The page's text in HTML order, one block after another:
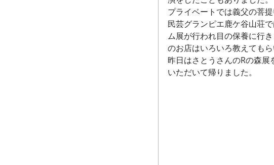
プライベートでは義父の菩
民芸グランピエ鹿ケ谷山荘
ム展が行われ目の保養に行
のお店はいろいろ教えてもら
昨日はさとうさんのRの森
いただいて帰りました。